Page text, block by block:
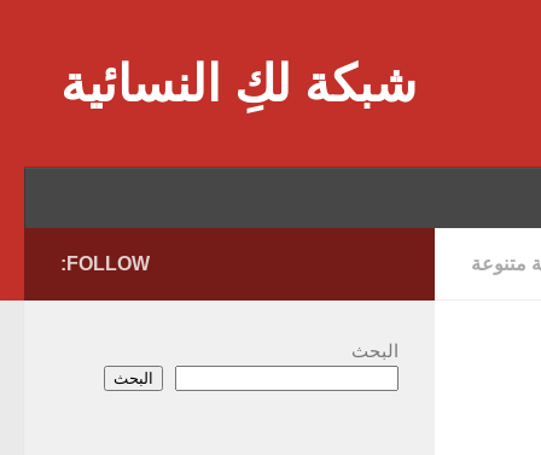
شبكة لكِ النسائية
متنوعة FOLLOW:
البحث
البحث